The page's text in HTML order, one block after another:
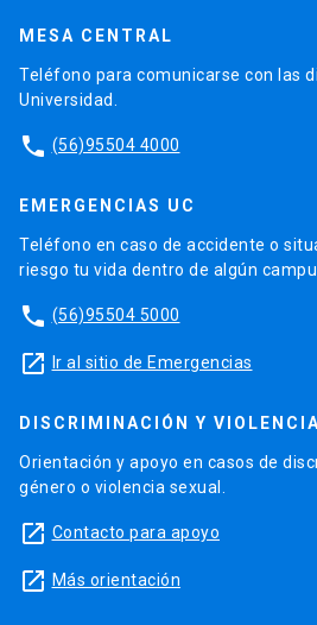
MESA CENTRAL
Teléfono para comunicarse con las
Universidad.
phone (56)95504 4000
EMERGENCIAS UC
Teléfono en caso de accidente o
riesgo tu vida dentro de algún
phone (56)95504 5000
launch Ir al sitio de Emergencias
DISCRIMINACIÓN Y
Orientación y apoyo en casos de
género o violencia sexual.
launch Contacto para apoyo
launch Más orientación